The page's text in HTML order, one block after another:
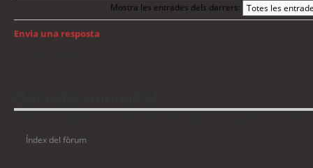
Mostra les entrades dels darrers:
Envia una resposta
Índex del fòrum